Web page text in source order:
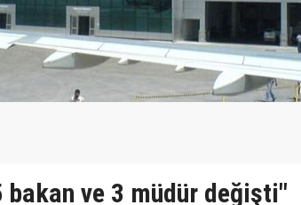
bakan ve 3 müdür değişti"